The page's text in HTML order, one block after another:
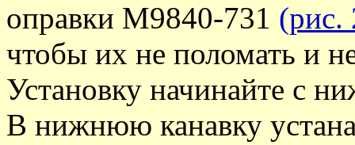
оправки М9840-731 (рис.
чтобы их не поломать и
Установку начинайте с
В нижнюю канавку